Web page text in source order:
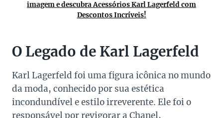
imagem e descubra Acessórios Karl Lagerfeld com
Descontos Incríveis!
O Legado de Karl Lagerfeld
Karl Lagerfeld foi uma figura icônica no mundo
da moda, conhecido por sua estética
incondundível e estilo irreverente. Ele foi o
responsável por revigorar a Chanel,